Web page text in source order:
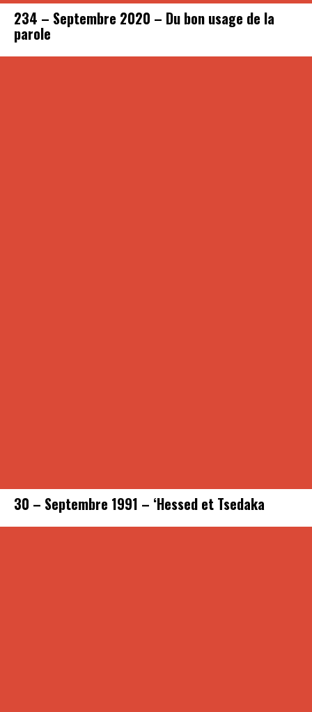
234 – Septembre 2020 – Du bon usage de la
parole
30 – Septembre 1991 – ‘Hessed et Tsedaka